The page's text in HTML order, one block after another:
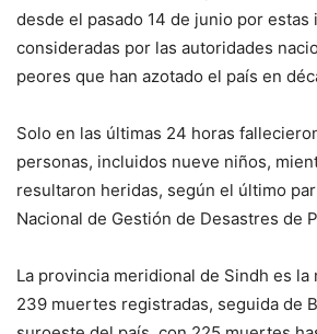
desde el pasado 14 de junio por estas
consideradas por las autoridades
peores que han azotado el país en
Solo en las últimas 24 horas
personas, incluidos nueve niños,
resultaron heridas, según el último
Nacional de Gestión de Desastres de
La provincia meridional de Sindh es la
239 muertes registradas, seguida de